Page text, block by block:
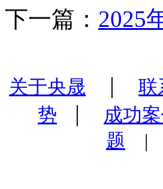
下一篇： 2025
关于央晟 | 联
势
| 成功案
题 |